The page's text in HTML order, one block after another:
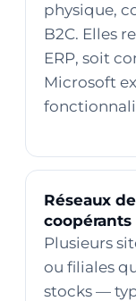
physique,
B2C. Elles
ERP, soit
Microsoft
Réseaux
coopérants
Plusieurs
ou filiales
stocks —